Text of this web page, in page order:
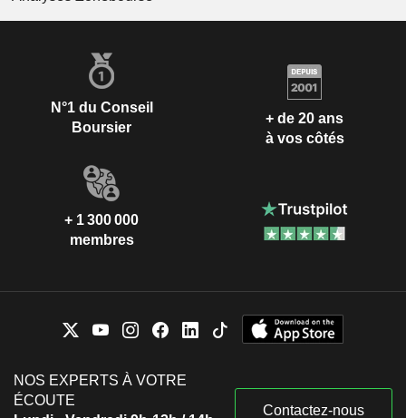
N°1 du Conseil
Boursier
+ de 20 ans
à vos côtés
+ 1 300 000
membres
NOS EXPERTS À VOTRE
ÉCOUTE
Contactez-nous